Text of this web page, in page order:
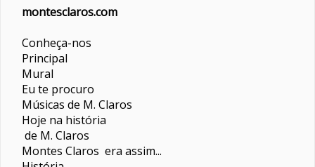
montesclaros.com
Conheça-nos
Principal
Mural
Eu te procuro
Músicas de M. Claros
Hoje na história
de M. Claros
Montes Claros era assim...